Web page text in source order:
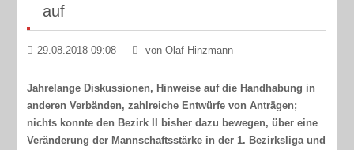
auf
29.08.2018 09:08 von Olaf Hinzmann
Jahrelange Diskussionen, Hinweise auf die Handhabung in
anderen Verbänden, zahlreiche Entwürfe von Anträgen;
nichts konnte den Bezirk II bisher dazu bewegen, über eine
Veränderung der Mannschaftsstärke in der 1. Bezirksliga und